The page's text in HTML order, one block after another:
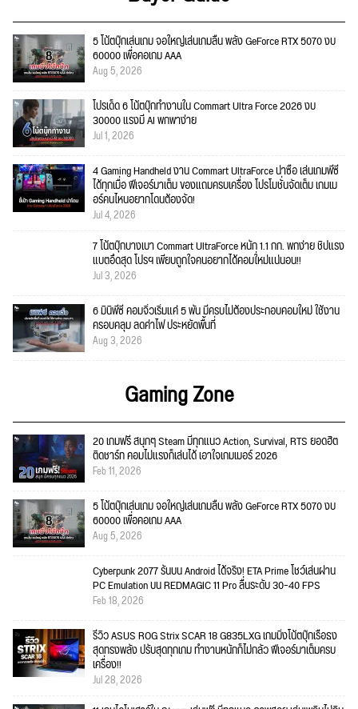
5 โน้ตบุ๊กเล่นเกม จอใหญ่เล่นเกมลื่น พลัง GeForce RTX 5070 งบ
60000 เพื่อคอเกม AAA
Aug 5, 2026
โปรเด็ด 6 โน้ตบุ๊กทำงานใน Commart Ultra Force 2026 งบ
30000 แรงมี AI พกพาง่าย
Jul 1, 2026
4 Gaming Handheld งาน Commart UltraForce น่าซื้อ เล่นเกมพีซี
ได้ทุกเมื่อ ฟีเจอร์มาเต็ม ของแถมครบเครื่อง โปรโมชั่นจัดเต็ม เกมเม
อร์คนไหนอยากโดนต้องจัด!
Jul 4, 2026
7 โน้ตบุ๊กบางเบา Commart UltraForce หนัก 1.1 กก. พกง่าย ชิปแรง
แบตอึดสุด โปรฯ เพียบถูกใจคนอยากได้คอมใ่หม่แน่นอน!!
Jul 3, 2026
6 มินิพีซี คอมจิ๋วเริ่มแค่ 5 พัน มีครบไม่ต้องประกอบคอมใหม่ ใช้งาน
ครอบคลุม ลดค่าไฟ ประหยัดพื้นที่
Aug 3, 2026
Gaming Zone
20 เกมฟรี สนุกๆ Steam มีทุกแนว Action, Survival, RTS ยอดฮิต
ติดชาร์ท คอมไม่แรงก็เล่นได้ เอาใจเกมเมอร์ 2026
Feb 11, 2026
5 โน้ตบุ๊กเล่นเกม จอใหญ่เล่นเกมลื่น พลัง GeForce RTX 5070 งบ
60000 เพื่อคอเกม AAA
Aug 5, 2026
Cyberpunk 2077 รันบน Android ได้จริง! ETA Prime โชว์เล่นผ่าน
PC Emulation บน REDMAGIC 11 Pro ลื่นระดับ 30–40 FPS
Feb 18, 2026
รีวิว ASUS ROG Strix SCAR 18 G835LXG เกมมิ่งโน้ตบุ๊กเรือธง
สุดทรงพลัง ปรับสุดทุกเกม ทำงานหนักก็ไม่กลัว ฟีเจอร์มาเต็มครบ
เครื่อง!!
Jul 28, 2026